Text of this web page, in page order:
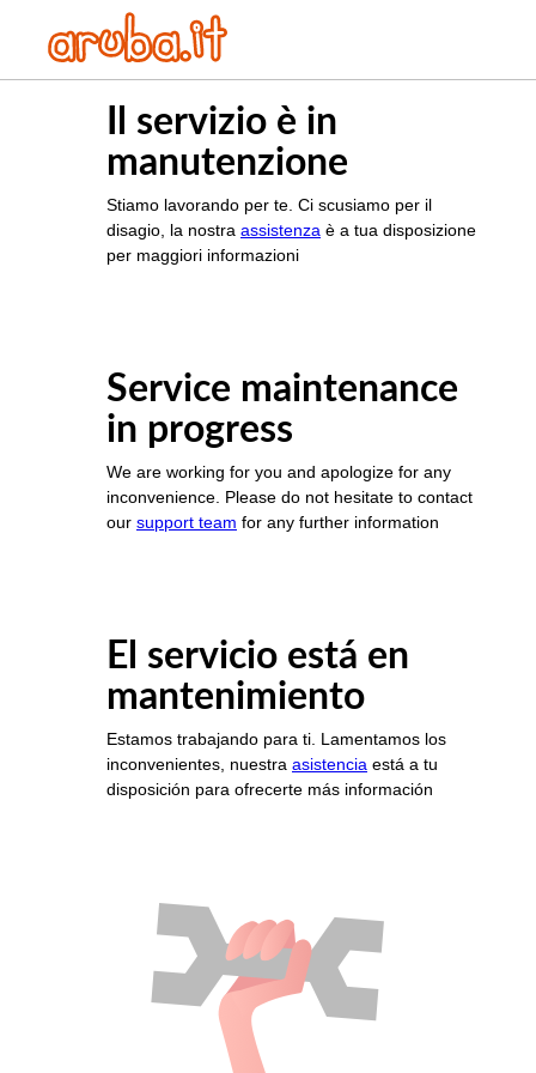
Il servizio è in
manutenzione
Stiamo lavorando per te. Ci scusiamo per il
disagio, la nostra assistenza è a tua disposizione
per maggiori informazioni
Service maintenance
in progress
We are working for you and apologize for any
inconvenience. Please do not hesitate to contact
our support team for any further information
El servicio está en
mantenimiento
Estamos trabajando para ti. Lamentamos los
inconvenientes, nuestra asistencia está a tu
disposición para ofrecerte más información